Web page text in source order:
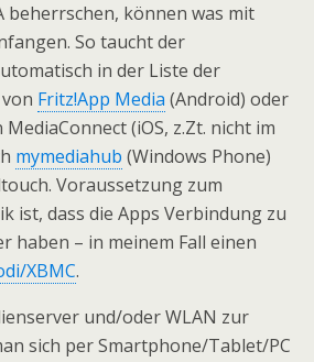
beherrschen, können was mit
So taucht der
in der Liste der
Fritz!App Media (Android) oder
(iOS, z.Zt. nicht im
mymediahub (Windows Phone)
Voraussetzung zum
ist, dass die Apps Verbindung zu
haben – in meinem Fall einen
XBMC.
und/oder WLAN zur
sich per Smartphone/Tablet/PC